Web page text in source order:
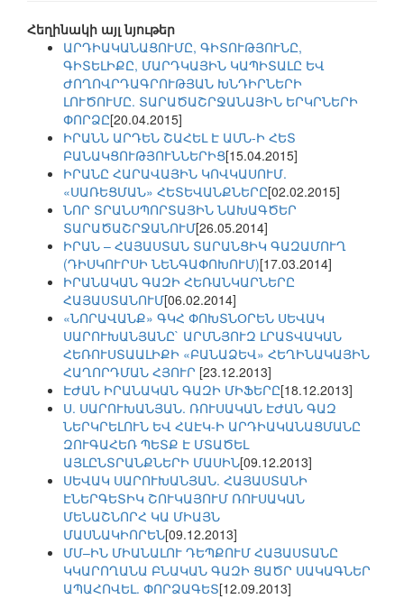
Հեղինակի այլ նյութեր
ԱՐԴԻԱԿԱՆԱՑՈՒՄԸ, ԳԻՏՈՒԹՅՈՒՆԸ,
ԳԻՏԵԼԻՔԸ, ՄԱՐԴԿԱՅԻՆ ԿԱՊԻՏԱԼԸ ԵՎ
ԺՈՂՈՎՐԴԱԳՐՈՒԹՅԱՆ ԽՆԴԻՐՆԵՐԻ
ԼՈՒԾՈՒՄԸ. ՏԱՐԱԾԱՇՐՋԱՆԱՅԻՆ ԵՐԿՐՆԵՐԻ
ՓՈՐՁԸ[20.04.2015]
ԻՐԱՆՆ ԱՐԴԵՆ ՇԱՀԵԼ Է ԱՄՆ-Ի ՀԵՏ
ԲԱՆԱԿՑՈՒԹՅՈՒՆՆԵՐԻՑ[15.04.2015]
ԻՐԱՆԸ ՀԱՐԱՎԱՅԻՆ ԿՈՎԿԱՍՈՒՄ.
«ՍԱՌԵՑՄԱՆ» ՀԵՏԵՎԱՆՔՆԵՐԸ[02.02.2015]
ՆՈՐ ՏՐԱՆՍՊՈՐՏԱՅԻՆ ՆԱԽԱԳԾԵՐ
ՏԱՐԱԾԱՇՐՋԱՆՈՒՄ[26.05.2014]
ԻՐԱՆ – ՀԱՅԱՍՏԱՆ ՏԱՐԱՆՑԻԿ ԳԱԶԱՄՈՒՂ
(ԴԻՍԿՈՒՐՍԻ ՆԵՆԳԱՓՈԽՈՒՄ)[17.03.2014]
ԻՐԱՆԱԿԱՆ ԳԱԶԻ ՀԵՌԱՆԿԱՐՆԵՐԸ
ՀԱՅԱՍՏԱՆՈՒՄ[06.02.2014]
«ՆՈՐԱՎԱՆՔ» ԳԿՀ ՓՈԽՏՆՕՐԵՆ ՍԵՎԱԿ
ՍԱՐՈՒԽԱՆՅԱՆԸ` ԱՐՄՆՅՈՒԶ ԼՐԱՏՎԱԿԱՆ
ՀԵՌՈՒՍՏԱԱԼԻՔԻ «ԲԱՆԱՁԵՎ» ՀԵՂԻՆԱԿԱՅԻՆ
ՀԱՂՈՐԴՄԱՆ ՀՅՈՒՐ [23.12.2013]
ԷԺԱՆ ԻՐԱՆԱԿԱՆ ԳԱԶԻ ՄԻՖԵՐԸ[18.12.2013]
Ս. ՍԱՐՈՒԽԱՆՅԱՆ. ՌՈՒՍԱԿԱՆ ԷԺԱՆ ԳԱԶ
ՆԵՐԿՐԵԼՈՒՆ ԵՎ ՀԱԷԿ-Ի ԱՐԴԻԱԿԱՆԱՑՄԱՆԸ
ԶՈՒԳԱՀԵՌ ՊԵՏՔ Է ՄՏԱԾԵԼ
ԱՅԼԸՆՏՐԱՆՔՆԵՐԻ ՄԱՍԻՆ[09.12.2013]
ՍԵՎԱԿ ՍԱՐՈՒԽԱՆՅԱՆ. ՀԱՅԱՍՏԱՆԻ
ԷՆԵՐԳԵՏԻԿ ՇՈՒԿԱՅՈՒՄ ՌՈՒՍԱԿԱՆ
ՄԵՆԱՇՆՈՐՀ ԿԱ ՄԻԱՅՆ
ՄԱՍՆԱԿԻՈՐԵՆ[09.12.2013]
ՄՄ–ԻՆ ՄԻԱՆԱԼՈՒ ԴԵՊՔՈՒՄ ՀԱՅԱՍՏԱՆԸ
ԿԿԱՐՈՂԱՆԱ ԲՆԱԿԱՆ ԳԱԶԻ ՑԱԾՐ ՍԱԿԱԳՆԵՐ
ԱՊԱՀՈՎԵԼ. ՓՈՐՁԱԳԵՏ[12.09.2013]